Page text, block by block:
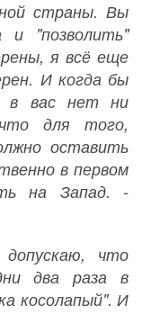
страны. Вы
и "позволить"
я всё еще
И когда бы
в вас нет ни
для того,
оставить
в первом
на Запад. -
что
два раза в
косолапый". И